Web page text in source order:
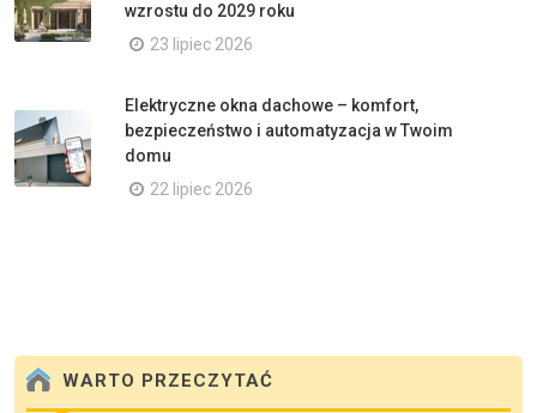
wzrostu do 2029 roku
23 lipiec 2026
Elektryczne okna dachowe – komfort,
bezpieczeństwo i automatyzacja w Twoim
domu
22 lipiec 2026
WARTO PRZECZYTAĆ